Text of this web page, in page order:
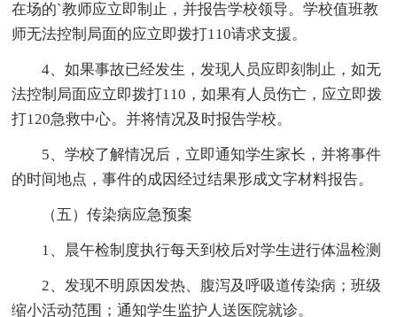
在场的`教师应立即制止，并报告学校领导。学校值班教
师无法控制局面的应立即拨打110请求支援。
4、如果事故已经发生，发现人员应即刻制止，如无
法控制局面应立即拨打110，如果有人员伤亡，应立即拨
打120急救中心。并将情况及时报告学校。
5、学校了解情况后，立即通知学生家长，并将事件
的时间地点，事件的成因经过结果形成文字材料报告。
（五）传染病应急预案
1、晨午检制度执行每天到校后对学生进行体温检测
2、发现不明原因发热、腹泻及呼吸道传染病；班级
缩小活动范围；通知学生监护人送医院就诊。